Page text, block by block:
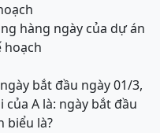
hàng ngày của dự án
hoạch
bắt đầu ngày 01/3,
A là: ngày bắt đầu
biểu là?